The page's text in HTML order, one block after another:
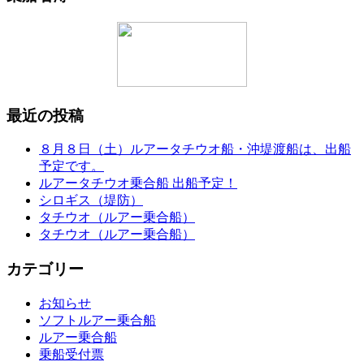
最近の投稿
８月８日（土）ルアータチウオ船・沖堤渡船は、出船
予定です。
ルアータチウオ乗合船 出船予定！
シロギス（堤防）
タチウオ（ルアー乗合船）
タチウオ（ルアー乗合船）
カテゴリー
お知らせ
ソフトルアー乗合船
ルアー乗合船
乗船受付票